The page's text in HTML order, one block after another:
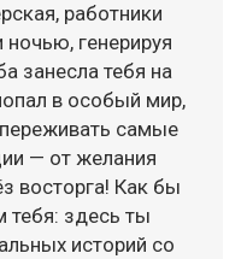
работники
генерируя
занесла тебя на
в особый мир,
самые
— от желания
восторга! Как бы
тебя: здесь ты
историй со